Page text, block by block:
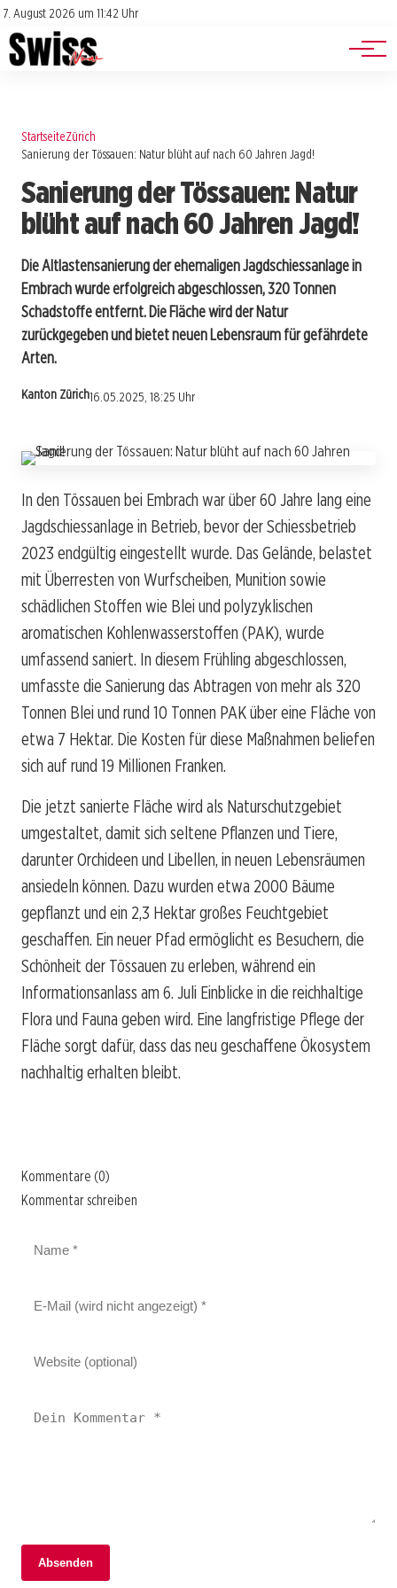
7. August 2026 um 11:42 Uhr
Impressum
Datenschutz
Jobs
Events
StartseiteZürich
Sanierung der Tössauen: Natur blüht auf nach 60 Jahren Jagd!
Sanierung der Tössauen: Natur
blüht auf nach 60 Jahren Jagd!
Die Altlastensanierung der ehemaligen Jagdschiessanlage in
Embrach wurde erfolgreich abgeschlossen, 320 Tonnen
Schadstoffe entfernt. Die Fläche wird der Natur
zurückgegeben und bietet neuen Lebensraum für gefährdete
Arten.
Kanton Zürich16.05.2025, 18:25 Uhr
In den Tössauen bei Embrach war über 60 Jahre lang eine
Jagdschiessanlage in Betrieb, bevor der Schiessbetrieb
2023 endgültig eingestellt wurde. Das Gelände, belastet
mit Überresten von Wurfscheiben, Munition sowie
schädlichen Stoffen wie Blei und polyzyklischen
aromatischen Kohlenwasserstoffen (PAK), wurde
umfassend saniert. In diesem Frühling abgeschlossen,
umfasste die Sanierung das Abtragen von mehr als 320
Tonnen Blei und rund 10 Tonnen PAK über eine Fläche von
etwa 7 Hektar. Die Kosten für diese Maßnahmen beliefen
sich auf rund 19 Millionen Franken.
Die jetzt sanierte Fläche wird als Naturschutzgebiet
umgestaltet, damit sich seltene Pflanzen und Tiere,
darunter Orchideen und Libellen, in neuen Lebensräumen
ansiedeln können. Dazu wurden etwa 2000 Bäume
gepflanzt und ein 2,3 Hektar großes Feuchtgebiet
geschaffen. Ein neuer Pfad ermöglicht es Besuchern, die
Schönheit der Tössauen zu erleben, während ein
Informationsanlass am 6. Juli Einblicke in die reichhaltige
Flora und Fauna geben wird. Eine langfristige Pflege der
Fläche sorgt dafür, dass das neu geschaffene Ökosystem
nachhaltig erhalten bleibt.
Kommentare (0)
Kommentar schreiben
Absenden
21. Mai 2025